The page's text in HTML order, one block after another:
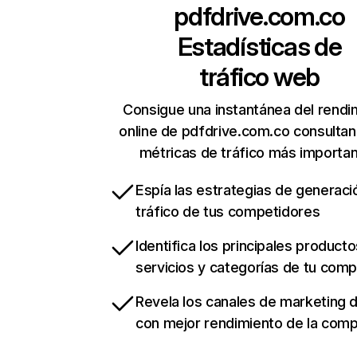
pdfdrive.com.co
Estadísticas de
tráfico web
Consigue una instantánea del
online de pdfdrive.com.co
métricas de tráfico más
Espía las estrategias de
tráfico de tus competidores
Identifica los principales
servicios y categorías de tu
Revela los canales de marketing
con mejor rendimiento de la